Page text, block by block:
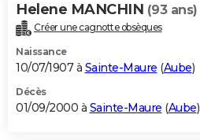
Helene MANCHIN (93 ans)
Créer une cagnotte obsèques
Naissance
10/07/1907 à Sainte-Maure (Aube)
Décès
01/09/2000 à Sainte-Maure (Aube)